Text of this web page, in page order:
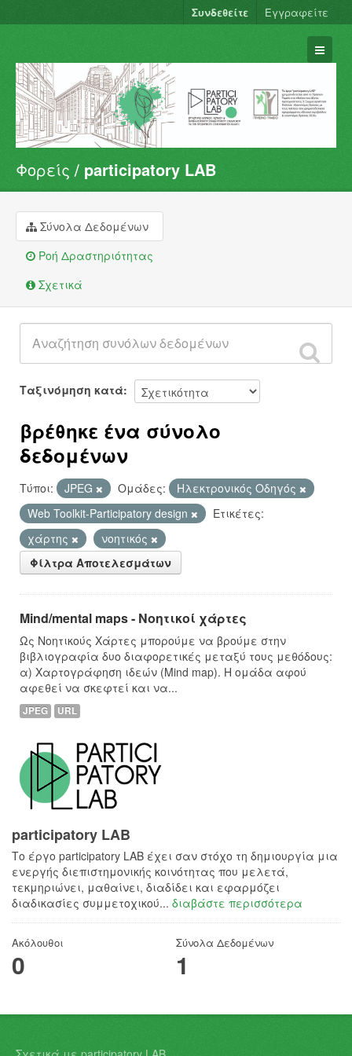
Συνδεθείτε Εγγραφείτε
Σύνολα Δεδομένων
Φορείς
Ομάδες
Σχετικά
Φορείς participatory LAB
Σύνολα Δεδομένων
Ροή Δραστηριότητας
Σχετικά
Ταξινόμηση κατά
βρέθηκε ένα σύνολο
δεδομένων
Τύποι: JPEG Ομάδες:
Hλεκτρονικός Οδηγός
Web Toolkit-Participatory design
Ετικέτες:
χάρτης
νοητικός
Φίλτρα Αποτελεσμάτων
Mind/mental maps - Νοητικοί χάρτες
Ως Νοητικούς Χάρτες μπορούμε να βρούμε στην
βιβλιογραφία δυο διαφορετικές μεταξύ τους μεθόδους:
α) Χαρτογράφηση ιδεών (Mind map). Η ομάδα αφού
αφεθεί να σκεφτεί και να...
JPEG URL
participatory LAB
Το έργο participatory LAB έχει σαν στόχο τη δημιουργία μια
ενεργής διεπιστημονικής κοινότητας που μελετά,
τεκμηριώνει, μαθαίνει, διαδίδει και εφαρμόζει
διαδικασίες συμμετοχικού... διαβάστε περισσότερα
Ακόλουθοι
0
Σύνολα Δεδομένων
1